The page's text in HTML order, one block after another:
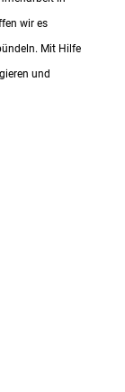
wir es
Mit Hilfe
und